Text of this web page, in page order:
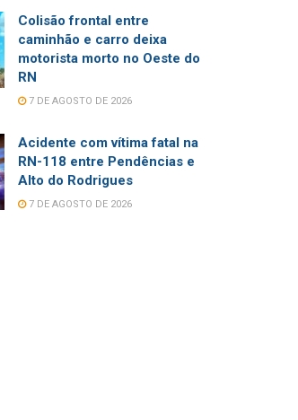
Colisão frontal entre
caminhão e carro deixa
motorista morto no Oeste do
RN
7 DE AGOSTO DE 2026
Acidente com vítima fatal na
RN-118 entre Pendências e
Alto do Rodrigues
7 DE AGOSTO DE 2026